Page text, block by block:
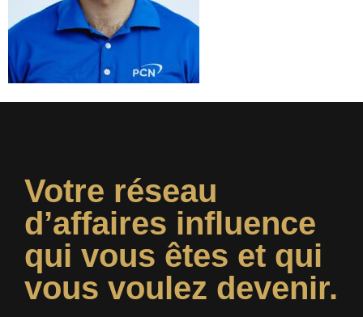
Votre réseau
d’affaires influence
qui vous êtes et qui
vous voulez devenir.